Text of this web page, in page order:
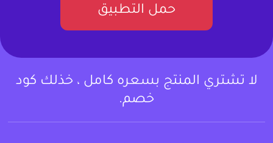
حمل التطبيق
لا تشتري المنتج بسعره كامل ، خذلك كود
خصم.